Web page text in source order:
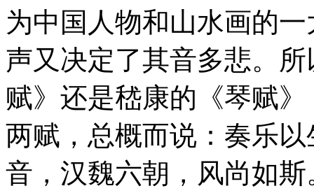
为中国人物和山水画的
声又决定了其音多悲。
赋》还是嵇康的《琴赋
两赋，总概而说：奏乐
音，汉魏六朝，风尚如